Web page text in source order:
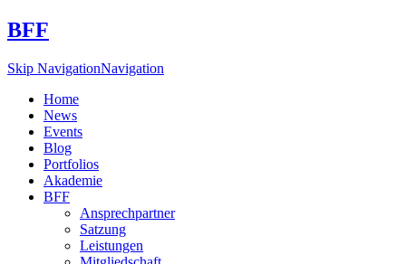
BFF
Skip NavigationNavigation
Home
News
Events
Blog
Portfolios
Akademie
BFF
Ansprechpartner
Satzung
Leistungen